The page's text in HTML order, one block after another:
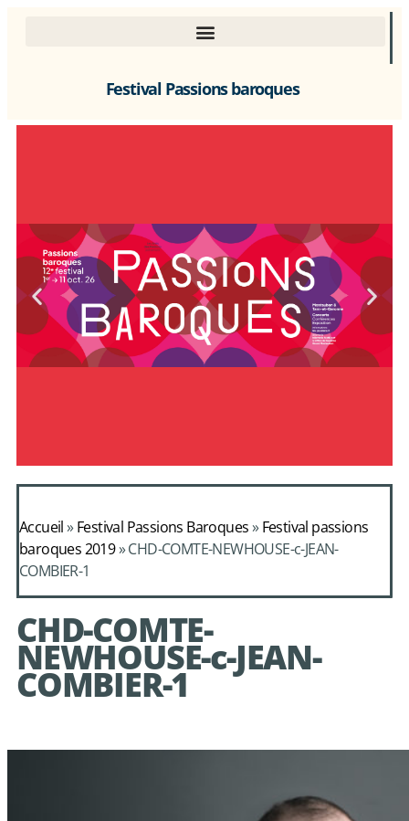
Festival Passions baroques
Accueil»Festival Passions Baroques»Festival passions
baroques 2019»CHD-COMTE-NEWHOUSE-c-JEAN-
COMBIER-1
CHD-COMTE-
NEWHOUSE-c-JEAN-
COMBIER-1